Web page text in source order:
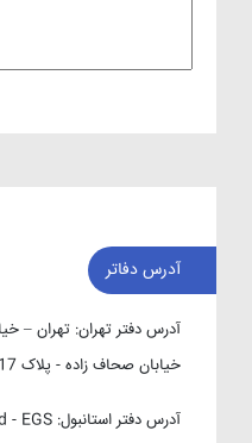
آدرس دفاتر
آدرس دفتر تهران: تهران –
خیابان صحاف زاده - پلاک 17 -واحد1/1
آدرس دفتر استانبول: - EGS